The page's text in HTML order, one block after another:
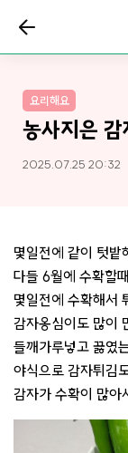
요리해요
농사지은 감
2025.07.25 20:32
몇일전에 같이 텃밭
다들 6월에 수확할
몇일전에 수확해서
감자옹심이도 많이
들깨가루넣고 끓였
야식으로 감자튀김
감자가 수확이 많